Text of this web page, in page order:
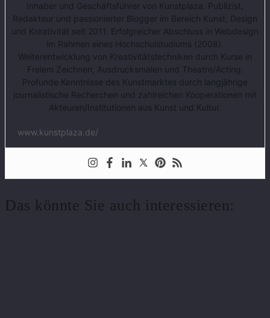
Inhaber und Geschäftsführer von Kunstplaza. Publizist,
Redakteur und passionierter Blogger im Bereich Kunst, Design
und Kreativität seit 2011. Erfolgreicher Abschluss in Webdesign
im Rahmen eines Hochschulstudiums (2008).
Weiterentwicklung von Kreativitätstechniken durch Kurse in
Freiem Zeichnen, Ausdrucksmalen und Theatre/Acting.
Profunde Kenntnisse des Kunstmarktes durch langjährige
journalistische Recherchen und zahlreichen Kooperationen mit
Akteuren/Institutionen aus Kunst und Kultur.
www.kunstplaza.de/
Das könnte Sie auch interessieren: